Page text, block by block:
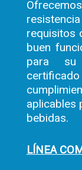
requisitos
buen
para su
aplicables
bebidas.
LÍNEA